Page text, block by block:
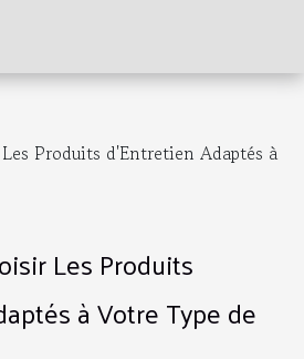
Produits d'Entretien Adaptés à
Les Produits
à Votre Type de